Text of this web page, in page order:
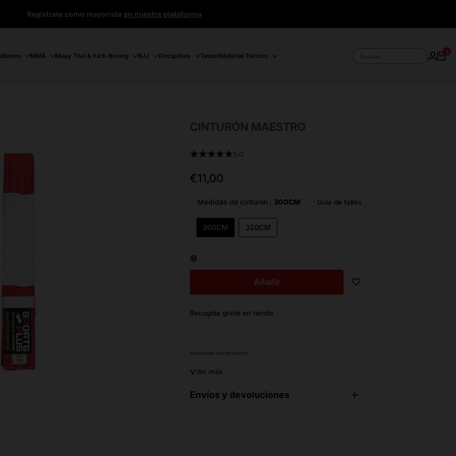
Regístrate como mayorista en nuestra plataforma
Boxeo MMA Muay Thai & Kick-Boxing BJJ Disciplinas TatamiMaterial Técnico
0
CINTURÓN MAESTRO
★★★★★5.0
Precio
oferta
€11,00
Medidas de cinturón : 300CM Guía de tallas
300CM 320CM
Añadir
Recogida gratis en tienda
Acerca de este producto
˅Ver más
Envíos y devoluciones